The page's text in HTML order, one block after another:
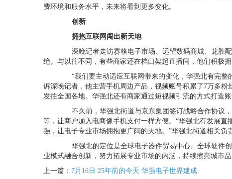
费环境和服务水平，未来将看到更多变化。
创新
拥抱互联网闯出新天地
深晚记者走访赛格电子市场、远望数码商城、龙胜配
绝。与以往不同，有些商家还在档口架起直播间，他们积极
“我们要主动适应互联网带来的变化，华强北有完整
诉深晚记者，他主营手机周边产品，视频账号积累了 7万多粉
发往全国各地。华强北还有商家通过短视频引流的方式打造
不久前，华强北街道与京东集团签订战略合作协议，
等，让商户加入电商像手机支付一样方便。“华强北有发展
强，让电子专业市场拥抱更广阔的天地。”华强北街道相关负
华强北的定位是全球电子器件贸易中心、全球硬件创
业模式融合创新，努力拓展专业市场的内涵，持续擦亮城市品
上一篇： 7月16日 25年前的今天 华强电子世界建成